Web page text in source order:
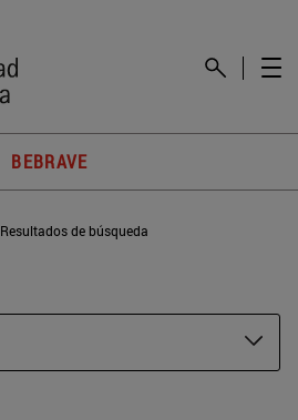
BEBRAVE
Resultados de búsqueda